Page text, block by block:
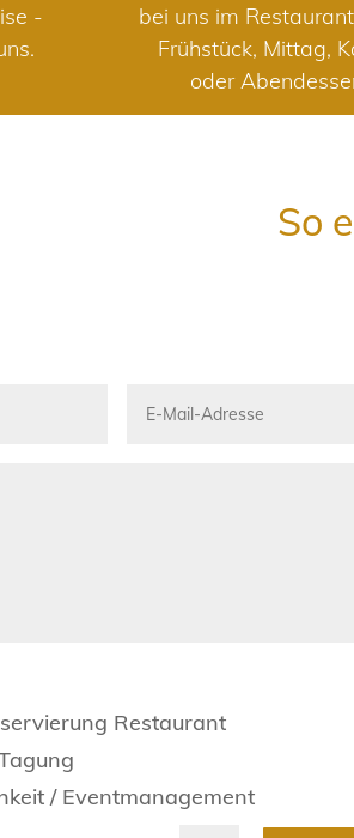
-
bei uns im
Frühstück, Mittag,
oder
So
Restaurant
/ Eventmanagement